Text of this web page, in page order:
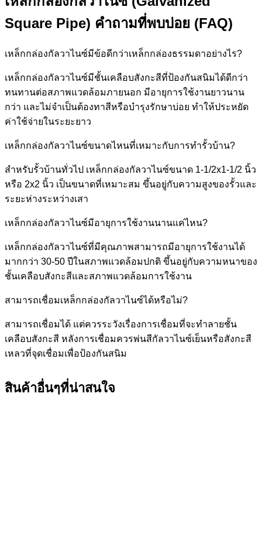
Square Pipe) คำถามที่พบบ่อย (FAQ)
เหล็กกล่องกัลวาไนซ์มีข้อดีกว่าเหล็กกล่องธรรมดาอย่างไร?
เหล็กกล่องกัลวาไนซ์มีชั้นเคลือบสังกะสีที่ป้องกันสนิมได้ดีกว่า
ทนทานต่อสภาพแวดล้อมภายนอก มีอายุการใช้งานยาวนาน
กว่า และไม่จำเป็นต้องทาสีหรือบำรุงรักษาบ่อย ทำให้ประหยัด
ค่าใช้จ่ายในระยะยาว
เหล็กกล่องกัลวาไนซ์ขนาดไหนที่เหมาะกับการทำรั้วบ้าน?
สำหรับรั้วบ้านทั่วไป เหล็กกล่องกัลวาไนซ์ขนาด 1-1/2x1-1/2 นิ้ว
หรือ 2x2 นิ้ว เป็นขนาดที่เหมาะสม ขึ้นอยู่กับความสูงของรั้วและ
ระยะห่างระหว่างเสา
เหล็กกล่องกัลวาไนซ์มีอายุการใช้งานนานแค่ไหน?
เหล็กกล่องกัลวาไนซ์ที่มีคุณภาพสามารถมีอายุการใช้งานได้
มากกว่า 30-50 ปีในสภาพแวดล้อมปกติ ขึ้นอยู่กับความหนาของ
ชั้นเคลือบสังกะสีและสภาพแวดล้อมการใช้งาน
สามารถเชื่อมเหล็กกล่องกัลวาไนซ์ได้หรือไม่?
สามารถเชื่อมได้ แต่ควรระวังเรื่องการเชื่อมที่จะทำลายชั้น
เคลือบสังกะสี หลังการเชื่อมควรพ่นสีกัลวาไนซ์เย็นหรือสังกะสี
เหลวที่จุดเชื่อมเพื่อป้องกันสนิม
สินค้าอื่นๆที่น่าสนใจ